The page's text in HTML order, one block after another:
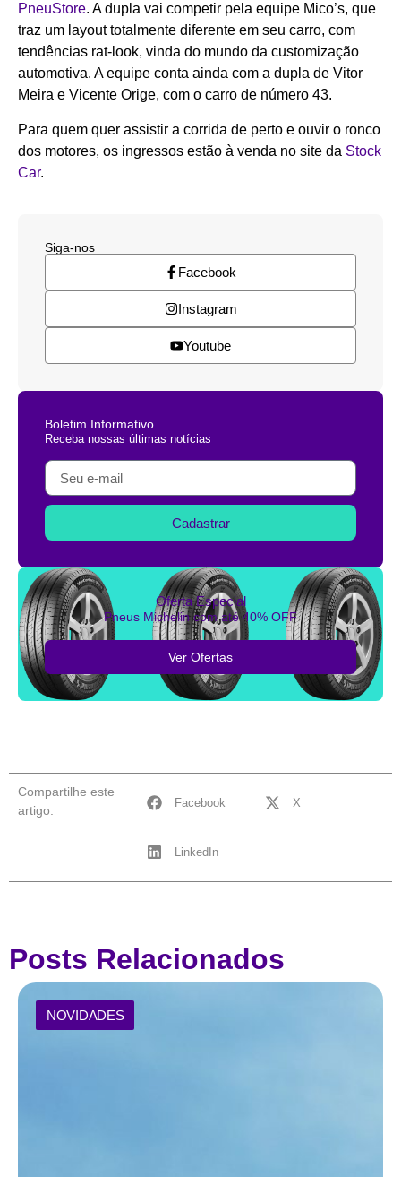
PneuStore. A dupla vai competir pela equipe Mico’s, que
traz um layout totalmente diferente em seu carro, com
tendências rat-look, vinda do mundo da customização
automotiva. A equipe conta ainda com a dupla de Vitor
Meira e Vicente Orige, com o carro de número 43.
Para quem quer assistir a corrida de perto e ouvir o ronco
dos motores, os ingressos estão à venda no site da Stock
Car.
Siga-nos
Facebook
Instagram
Youtube
Boletim Informativo
Receba nossas últimas notícias
Cadastrar
Oferta Especial
Pneus Michelin com até 40% OFF
Ver Ofertas
Compartilhe este
artigo:
Facebook X
LinkedIn
Posts Relacionados
NOVIDADES